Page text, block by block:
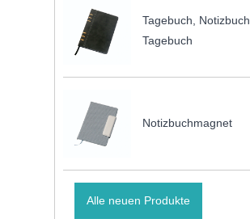
Tagebuch, Notizbuch,
Tagebuch
Notizbuchmagnet
Alle neuen Produkte